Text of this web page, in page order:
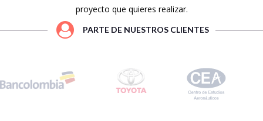
proyecto que quieres realizar.
PARTE DE NUESTROS CLIENTES